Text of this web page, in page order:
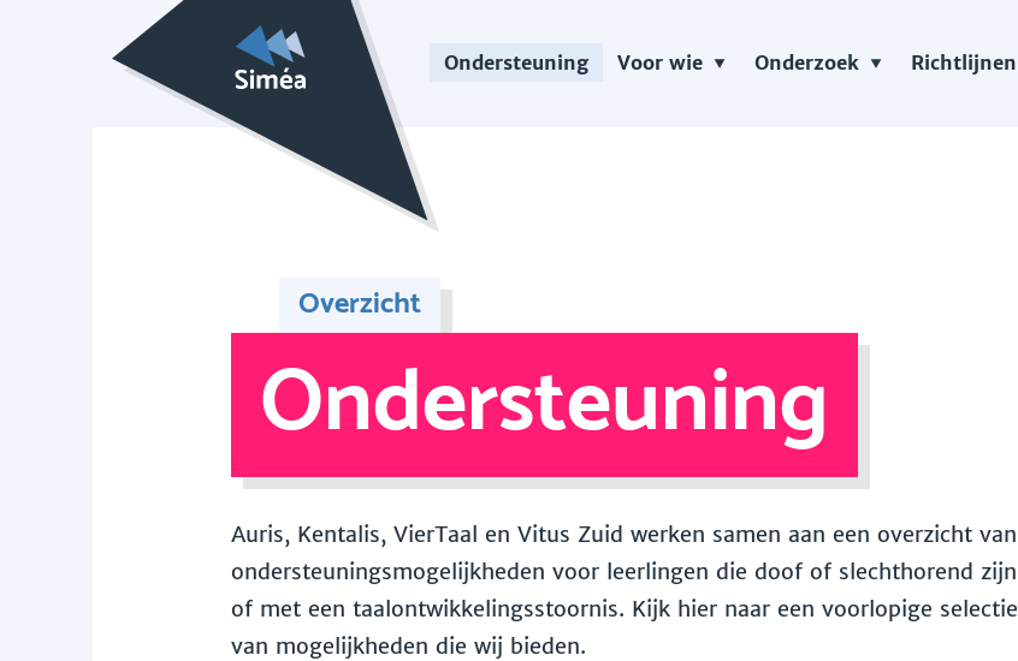
Ondersteuning Voor wie Onderzoek Richtlijnen
Overzicht
Ondersteuning
Auris, Kentalis, VierTaal en Vitus Zuid werken samen aan een overzicht van
ondersteuningsmogelijkheden voor leerlingen die doof of slechthorend zijn
of met een taalontwikkelingsstoornis. Kijk hier naar een voorlopige selectie
van mogelijkheden die wij bieden.